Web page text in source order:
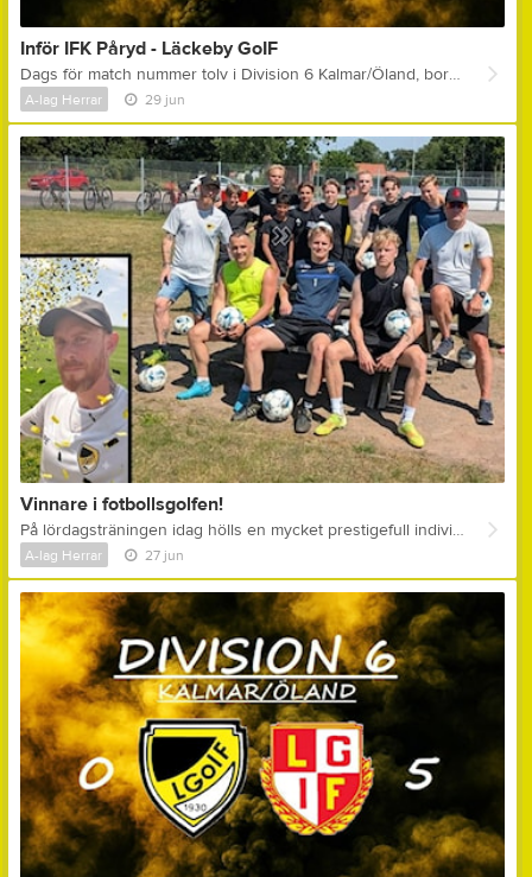
Inför IFK Påryd - Läckeby GoIF
Dags för match nummer tolv i Division 6 Kalmar/Öland, bortamatch och för motståndet står IFK Påryd! IFK PÅRYD ligger, i skrivande stund, på 8:e plats i tabellen! Man spelade senast oavgjort på bortaplan emot S:t Sigfrids IF - 2-2! Tidigare i Division 6 Kalmar/Öland har man följande resultat: S:t Sigfrids IF (h) - 1-4, Läckeby GoIF (b) - 2-2, Trekantens IF (b) - 2-8, Rockneby IK (h) - 4-1, Söderåkra AIK (b) - 4-2, Högsrums FF (h) - 2-3, Ljungbyholms GoIF (b) - 0-3, Degerhamns IF (h) - 0-3, Möre BK (b) - 3-2 & Mörbylånga GoIF (h) - 1-2! Bästa målskytt hitills i IFK Påryd är Felix Karlsson som gjort 6 stycken mål! LÄCKEBY GOIF ligger på 10:e plats i tabellen! Man förlorade senast hemma emot Ljungbyholms GoIF - 0-5! Tidigare i Division 6 Kalmar/Öland har man följande resultat: Ljungbyholms GoIF (b) - 2-2, IFK Påryd (h) - 2-2, Degerhamns IF (b) - 2-5, Trekantens IF (h) - 0-1, Möre BK (b) - 2-3, Rockneby IK (h) - 2-0, Mörbylånga GoIF (b) - 1-6, Söderåkra AIK (h) - 1-2, Högsrums FF (b) - 1-2 & S:t Sigfrids IF (h) - 2-4! Bästa målskytt hitills i Läckeby GoIF är Emil Blomqvist som gjort 6 stycken mål! FUN FACTS: * När lagen möttes i den 2:a omgången slutade matchen oavgjort - 2-2! * Säsongen 2022 var den senaste segern i seriespel för Läckeby GoIF emot IFK Påryd, i Division 5 SÖ, då man lyckades vinna hemma i Läckeby med 3-2! * IFK Påryd har bara tagit 3 av sina totalt 11 stycken poäng på hemmaplan! Enda poängen inspelade på hemmaplan är 4-1-segern emot tabelljumbon Rockneby IK! NU KÖR VI! Läckeby GoIF har tagit ut följande spelare: Olle Bjelkendal (mv) Adam Palmér Alexander Kennerfalk Amjad Mahahi Elliot Andreasson Emil Blomqvist Herman Holmén Idriz Spahiu Manfred Löfström Noah Sporre Olle Karlsson Olle Norlén Bengtsson Olle Qvarnkullen Oskar Akinder Oskar Feltendahl Sigge Holm Udde Rydell William Nilsson Samling: 17.15 i Läckeby, 17.30 på Rasta i Kalmar eller 18.00 på plats Matchstart: 19.00 Kommentar ifrån assisterande tränare Peter Engman: " - Sista matchen innan lite sommarledighet och här handlar det om att avsluta vårsäsongen snyggt, samt att få in en positiv känsla inför hösten! Vi är just nu bara 6 poäng bakom Påryd, det hade varit så oerhört trevligt att krypa lite närmare lagen ovanför för att kunna ha någonting att spela om och sikta på inför hösten! Vi bestämde topp 5 innan serien började och då måste vi nog börja knappa in på lagen ovanför oss om det ska vara möjligt! Vi är topp 5-bra spelare för spelare, utan tvekan, men tyvärr vill det sig inte riktigt för oss under matcherna! Senast emot Påryd, i den andra omgången, gjorde vi ingen bra match alls och här skulle man vilja att Påryd får se de Läckeby jag vet vi har i oss, men som vi tyvärr lite för sällan visar! Om man bortser ifrån matchen senast emot Ljungbyholm så har vi ändå skapat ganska mycket målchanser i samtliga matcher, men missat på tok för många av dom.. Ketchup-effekt här och vinst vore trevligt, så kan vi ta sommarledigt med en seger i ryggen! " IFK Påryd har tagit ut följande trupp: Simon Mellmark (mv), Adam Danielsson Fandrey, Axel Sverken, Fabian Karlsson, Felix Karlsson, Julius Rosenqvist, Karl Berglin, Leonardo Appleton, Liam Engberg, Liam Muerling, Oliver Åkerlund, Petter Eriksson, Robert Allansson, Simon Dahlberg, Simon Karlsson & Sture Rydberg Bengtsson. Tränare för IFK Påryd är Adam Danielsson, samt spelande tränaren Felix Karlsson! Domare: Anton Skedebäck & Peter Marne Matchen spelas på Mörevallen i Påryd imorgon (tisdag) kl. 19.00!
A-lag Herrar 29 jun
Vinnare i fotbollsgolfen!
På lördagsträningen idag hölls en mycket prestigefull individuell runda i fotbollsgolf på 5 stycken "hål" TOPP 3 såg ut enligt följande: 1:a - Peter Engman - 18 sparkar (Nytt banrekord!) 2:a - Olle Bjelkendal - 24 sparkar 3:a - Herman Holmén & Oskar Feltendahl - 25 sparkar Kommentar ifrån assisterande tränare Peter Engman: " - Positivt överraskad över min egna prestation faktiskt! Och det var nog inte många som trodde att jag kunde hantera en boll, men fotboll är ju faktiskt ganska enkelt så länge man slipper springa egentligen.. Och springa det är jag ju på tok för gammal för, så det överlåter jag gärna åt spelarna och där är dom ju bättre än mig iallafall! Nu ska jag ligga i hårdträning resten av sommaren inför VM i fotbollsgolf som avgörs i slutet av augusti i Mongoliet! "
A-lag Herrar 27 jun